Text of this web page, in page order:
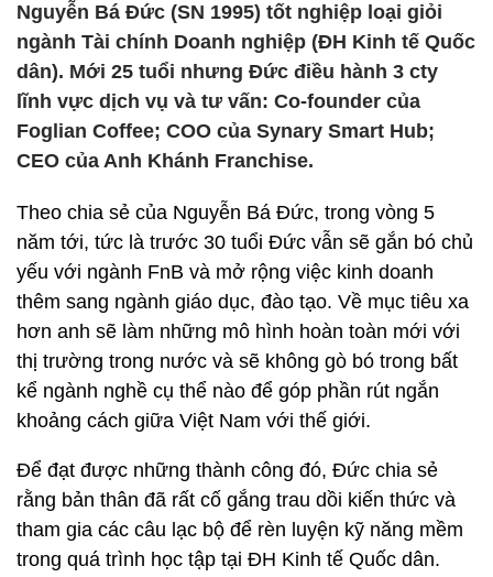
Nguyễn Bá Đức (SN 1995) tốt nghiệp loại giỏi
ngành Tài chính Doanh nghiệp (ĐH Kinh tế Quốc
dân). Mới 25 tuổi nhưng Đức điều hành 3 cty
lĩnh vực dịch vụ và tư vấn: Co-founder của
Foglian Coffee; COO của Synary Smart Hub;
CEO của Anh Khánh Franchise.
Theo chia sẻ của Nguyễn Bá Đức, trong vòng 5
năm tới, tức là trước 30 tuổi Đức vẫn sẽ gắn bó chủ
yếu với ngành FnB và mở rộng việc kinh doanh
thêm sang ngành giáo dục, đào tạo. Về mục tiêu xa
hơn anh sẽ làm những mô hình hoàn toàn mới với
thị trường trong nước và sẽ không gò bó trong bất
kể ngành nghề cụ thể nào để góp phần rút ngắn
khoảng cách giữa Việt Nam với thế giới.
Để đạt được những thành công đó, Đức chia sẻ
rằng bản thân đã rất cố gắng trau dồi kiến thức và
tham gia các câu lạc bộ để rèn luyện kỹ năng mềm
trong quá trình học tập tại ĐH Kinh tế Quốc dân.